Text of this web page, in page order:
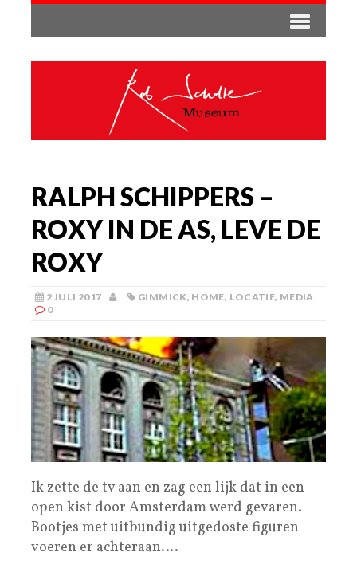
RALPH SCHIPPERS –
ROXY IN DE AS, LEVE DE
ROXY
2 JULI 2017 GIMMICK, HOME, LOCATIE, MEDIA
0
Ik zette de tv aan en zag een lijk dat in een
open kist door Amsterdam werd gevaren.
Bootjes met uitbundig uitgedoste figuren
voeren er achteraan….